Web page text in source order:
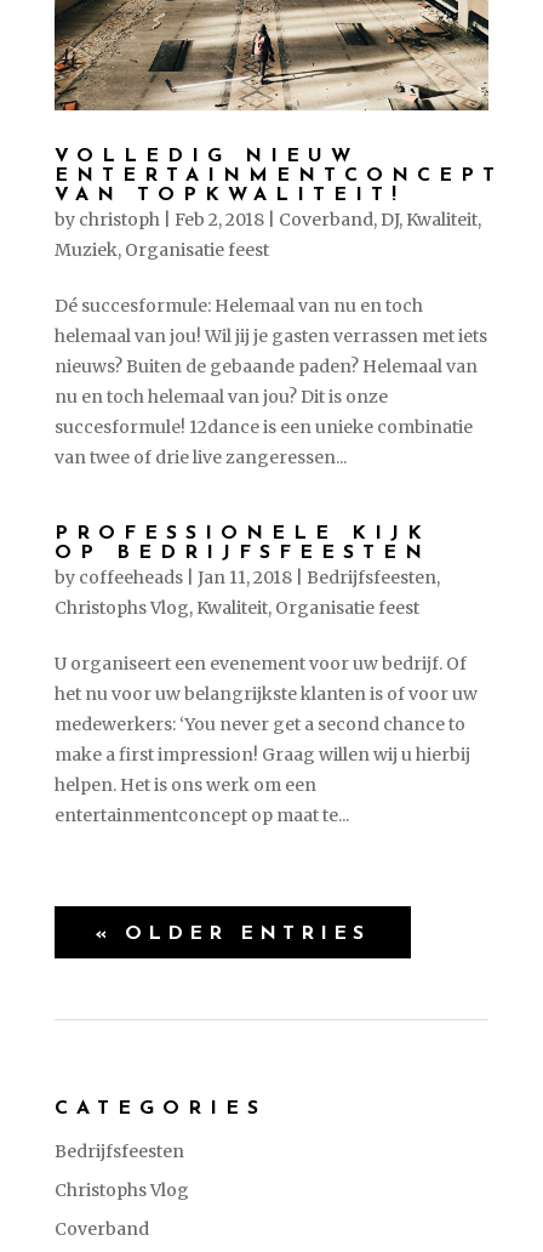
VOLLEDIG NIEUW
ENTERTAINMENTCONCEPT
VAN TOPKWALITEIT!
by christoph Feb 2, 2018| Coverband, DJ, Kwaliteit,
Muziek, Organisatie feest
Dé succesformule: Helemaal van nu en toch
helemaal van jou! Wil jij je gasten verrassen met iets
nieuws? Buiten de gebaande paden? Helemaal van
nu en toch helemaal van jou? Dit is onze
succesformule! 12dance is een unieke combinatie
van twee of drie live zangeressen...
PROFESSIONELE KIJK
OP BEDRIJFSFEESTEN
by coffeeheads| Jan 11, 2018| Bedrijfsfeesten,
Christophs Vlog, Kwaliteit, Organisatie feest
U organiseert een evenement voor uw bedrijf. Of
het nu voor uw belangrijkste klanten is of voor uw
medewerkers: ‘You never get a second chance to
make a first impression! Graag willen wij u hierbij
helpen. Het is ons werk om een
entertainmentconcept op maat te...
« OLDER ENTRIES
CATEGORIES
Bedrijfsfeesten
Christophs Vlog
Coverband